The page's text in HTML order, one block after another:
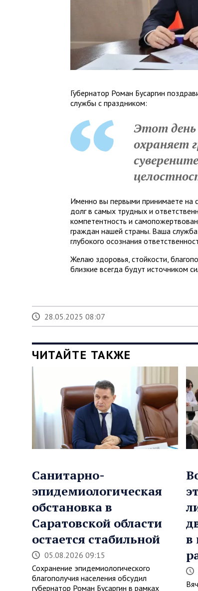
Губернатор Роман Бусаргин
службы с праздником:
Этот день
охраняет
Именно вы первыми принимаете на
долг в самых трудных и
компетентность и
граждан нашей страны. Ваша
глубокого осознания
Желаю здоровья, стойкости,
близкие всегда будут источником
28.05.2025 08:07
ЧИТАЙТЕ ТАКЖЕ
Санитарно-
эпидемиологическая
обстановка в
Саратовской области
остается стабильной
05.08.2026 09:15
Сохранение эпидемиологического
благополучия населения обсудил
губернатор Роман Бусаргин в рамках
в